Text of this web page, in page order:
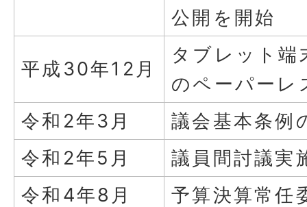
公開を開始
平成30年12月
タブレット端
のペーパーレ
令和2年3月
議会基本条例
令和2年5月
議員間討議実
令和4年8月
予算決算常任